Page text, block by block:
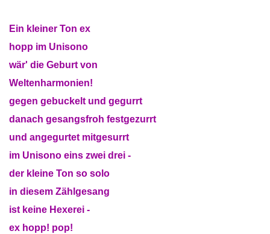
Ein kleiner Ton ex
hopp im Unisono
wär' die Geburt von
Weltenharmonien!
gegen gebuckelt und gegurrt
danach gesangsfroh festgezurrt
und angegurtet mitgesurrt
im Unisono eins zwei drei -
der kleine Ton so solo
in diesem Zählgesang
ist keine Hexerei -
ex hopp! pop!